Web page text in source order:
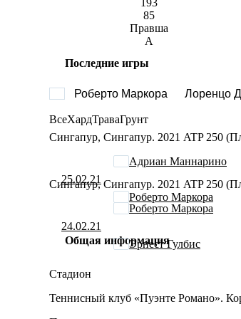
193
85
Правша
A
Последние игры
Роберто Маркора Лоренцо
ВсеХардТраваГрунт
Сингапур, Сингапур. 2021 ATP 250
25.02.21
Адриан Маннарино
Роберто Маркора
Сингапур, Сингапур. 2021 ATP 250
24.02.21
Роберто Маркора
Эрнест Гулбис
Общая информация
Стадион
Теннисный клуб «Пуэнте Романо».